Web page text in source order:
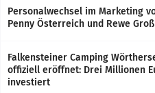
Personalwechsel im Marketing
Penny Österreich und Rewe
Falkensteiner Camping
offiziell eröffnet: Drei Millionen
investiert